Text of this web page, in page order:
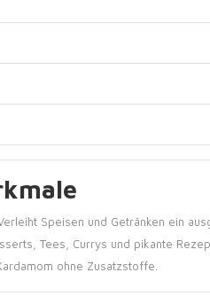
Speisen und Getränken ein
Tees, Currys und pikante
ohne Zusatzstoffe.